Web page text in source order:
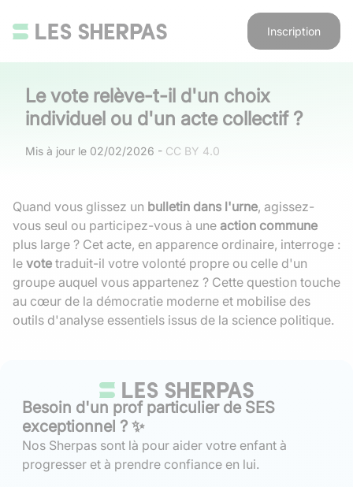
Inscription
Le vote relève-t-il d'un choix
individuel ou d'un acte collectif ?
Mis à jour le 02/02/2026 - CC BY 4.0
Quand vous glissez un bulletin dans l'urne, agissez-
vous seul ou participez-vous à une action commune
plus large ? Cet acte, en apparence ordinaire, interroge :
le vote traduit-il votre volonté propre ou celle d'un
groupe auquel vous appartenez ? Cette question touche
au cœur de la démocratie moderne et mobilise des
outils d'analyse essentiels issus de la science politique.
Besoin d'un prof particulier de SES
exceptionnel ? ✨
Nos Sherpas sont là pour aider votre enfant à
progresser et à prendre confiance en lui.